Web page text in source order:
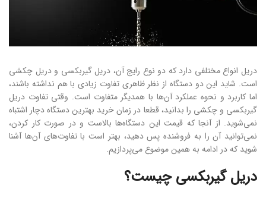
دریل انواع مختلفی دارد که دو نوع رایج آن، دریل گیربکسی و دریل چکشی
است. شاید این دو دستگاه از نظر ظاهری تفاوت زیادی با هم نداشته باشند،
اما کاربرد و نحوه عملکرد آن‌ها با همدیگر متفاوت است. وقتی تفاوت دریل
گیربکسی و چکشی را بدانید، قطعا در زمان خرید بهترین دستگاه دچار اشتباه
نمی‌شوید. از آنجا که قیمت این دستگاه‌ها بالاست و در صورت کار کردن،
نمی‌توانید آن را به فروشنده پس دهید، بهتر است با تفاوت‌های آن‌ها آشنا
شوید که در ادامه به همین موضوع می‌پردازیم.
دریل گیربکسی چیست؟